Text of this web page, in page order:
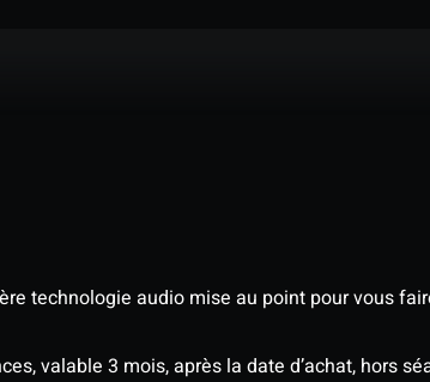
technologie audio mise au point pour vous
valable 3 mois, après la date d’achat, hors